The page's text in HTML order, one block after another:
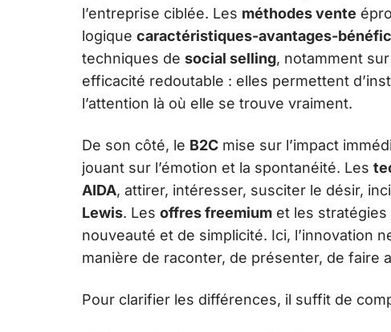
l’entreprise ciblée. Les méthodes vente
logique caractéristiques-avantages-
techniques de social selling, notamment
efficacité redoutable : elles permettent
l’attention là où elle se trouve vraiment.
De son côté, le B2C mise sur l’impact
jouant sur l’émotion et la spontanéité. Les
AIDA, attirer, intéresser, susciter le désir,
Lewis. Les offres freemium et les stratégies
nouveauté et de simplicité. Ici, l’innovation
manière de raconter, de présenter, de faire
Pour clarifier les différences, il suffit de